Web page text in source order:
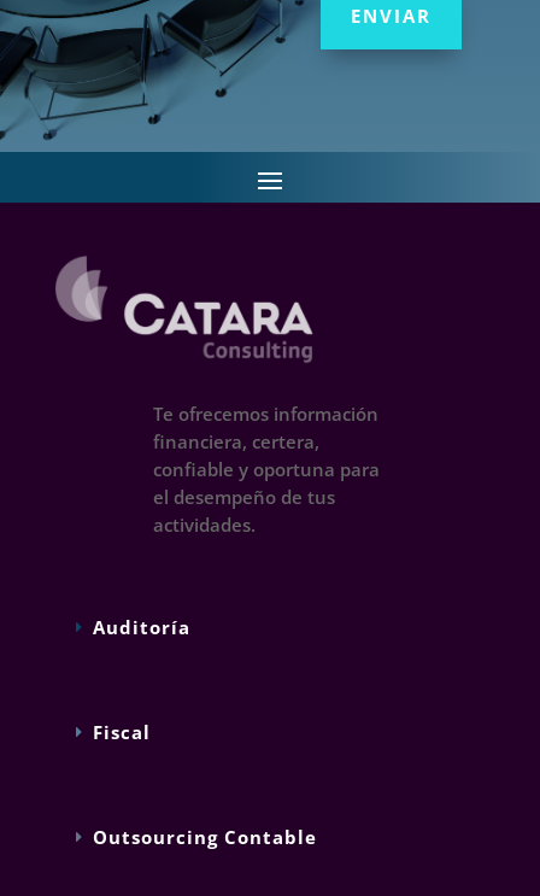
ENVIAR
Te ofrecemos información
financiera, certera,
confiable y oportuna para
el desempeño de tus
actividades.
Auditoría
Fiscal
Outsourcing Contable